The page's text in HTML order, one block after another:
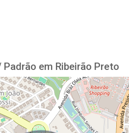
em Ribeirão Preto